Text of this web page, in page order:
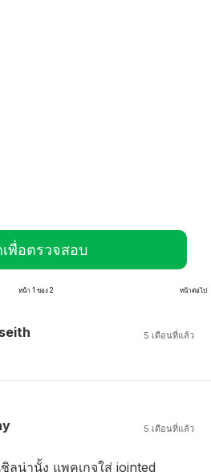
พื่อตรวจสอบ
หน้า 1 ของ 2 หน้าต่อไป
5 เดือนที่แล้ว
5 เดือนที่แล้ว
ลน่านั้ง แพคเกจใส่ jointed